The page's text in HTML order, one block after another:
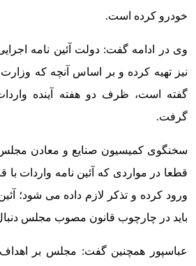
خودرو کرده است.
وی در ادامه گفت: دولت آئین نامه
نیز تهیه کرده و بر اساس آنچه که
گفته است، ظرف دو هفته آینده
گرفت.
سخنگوی کمیسیون صنایع و معادن
قطعا در مواردی که آئین نامه واردات با
ورود کرده و تذکر لازم داده می شود؛
باید در چارچوب قانون مصوب مجلس
عباسپور همچنین گفت: مجلس بر